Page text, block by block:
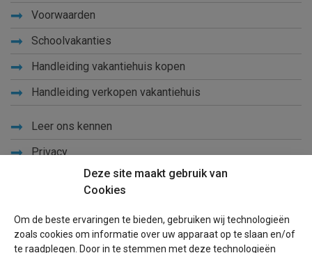
Deze site maakt gebruik van
Cookies
Om de beste ervaringen te bieden, gebruiken wij technologieën
zoals cookies om informatie over uw apparaat op te slaan en/of
te raadplegen. Door in te stemmen met deze technologieën
Voorwaarden
Schoolvakanties
Handleiding vakantiehuis kopen
Handleiding verkopen vakantiehuis
Leer ons kennen
Privacy
Blog